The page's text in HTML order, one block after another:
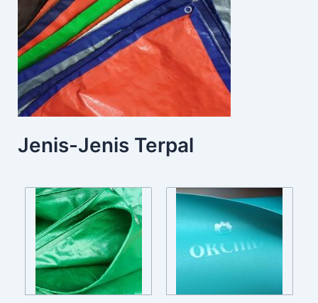
Jenis-Jenis Terpal